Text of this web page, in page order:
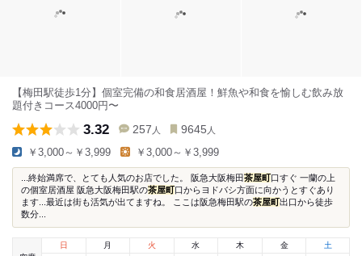
【梅田駅徒歩1分】個室完備の和食居酒屋！鮮魚や和食を愉しむ飲み放
題付きコース4000円〜
3.32 257 人 9645 人
￥3,000～￥3,999 ￥3,000～￥3,999
...終始満席で、とても人気のお店でした。 阪急大阪梅田茶屋町口すぐ 一蘭の上
の個室居酒屋 阪急大阪梅田駅の茶屋町口からヨドバシ方面に向かうとすぐあり
ます...最近は街も活気が出てますね。 ここは阪急梅田駅の茶屋町出口から徒歩
数分...
日 月 火 水 木 金 土